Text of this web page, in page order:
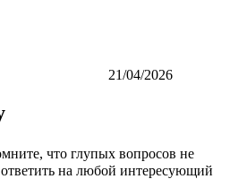
21/04/2026
что глупых вопросов не
на любой интересующий